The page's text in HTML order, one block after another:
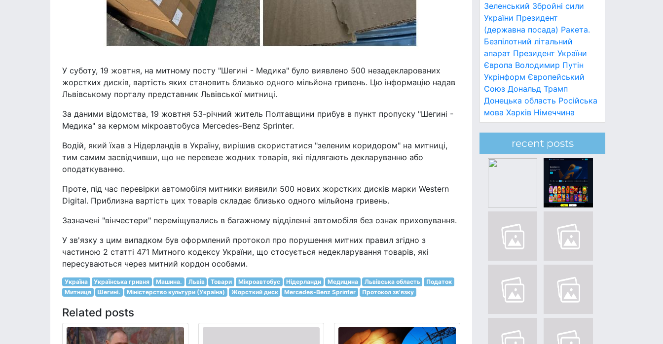
У суботу, 19 жовтня, на митному посту "Шегині - Медика" було виявлено 500 незадекларованих
жорстких дисків, вартість яких становить близько одного мільйона гривень. Цю інформацію надав
Львівському порталу представник Львівської митниці.
За даними відомства, 19 жовтня 53-річний житель Полтавщини прибув в пункт пропуску "Шегині -
Медика" за кермом мікроавтобуса Mercedes-Benz Sprinter.
Водій, який їхав з Нідерландів в Україну, вирішив скористатися "зеленим коридором" на митниці,
тим самим засвідчивши, що не перевезе жодних товарів, які підлягають декларуванню або
оподаткуванню.
Проте, під час перевірки автомобіля митники виявили 500 нових жорстких дисків марки Western
Digital. Приблизна вартість цих товарів складає близько одного мільйона гривень.
Зазначені "вінчестери" переміщувались в багажному відділенні автомобіля без ознак приховування.
У зв'язку з цим випадком був оформлений протокол про порушення митних правил згідно з
частиною 2 статті 471 Митного кодексу України, що стосується недекларування товарів, які
пересуваються через митний кордон особами.
Україна Українська гривня Машина. Львів Товари Мікроавтобус Нідерланди Медицина Львівська область
Податок
Митниця
Шегині. Міністерство культури (Україна) Жорсткий диск Mercedes-Benz Sprinter Протокол зв'язку
Related posts
Зеленський Збройні сили
України Президент
(державна посада) Ракета.
Безпілотний літальний
апарат Президент України
Європа Володимир Путін
Укрінформ Європейський
Союз Дональд Трамп
Донецька область Російська
мова Харків Німеччина
recent posts